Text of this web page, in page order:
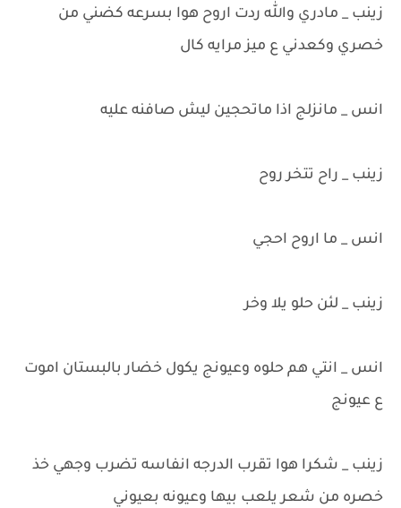
زينب _ مادري والله ردت اروح هوا بسرعه كضني من
خصري وكعدني ع ميز مرايه كال
انس _ مانزلج اذا ماتحجين ليش صافنه عليه
زينب _ راح تتخر روح
انس _ ما اروح احجي
زينب _ لئن حلو يلا وخر
انس _ انتي هم حلوه وعيونج يكول خضار بالبستان اموت
ع عيونج
زينب _ شكرا هوا تقرب الدرجه انفاسه تضرب وجهي خذ
خصره من شعر يلعب بيها وعيونه بعيوني